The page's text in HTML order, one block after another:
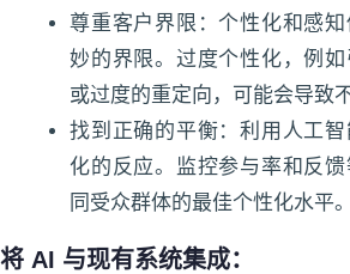
尊重客户界限：个性化和感
妙的界限。过度个性化，例
或过度的重定向，可能会导致
找到正确的平衡：利用人工
化的反应。监控参与率和反
同受众群体的最佳个性化水平。
将 AI 与现有系统集成：